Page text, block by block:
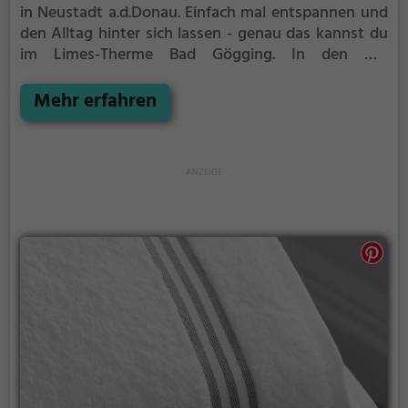
in Neustadt a.d.Donau. Einfach mal entspannen und
den Alltag hinter sich lassen - genau das kannst du
im Limes-Therme Bad Gögging. In den mit
du dich bei angenehmer Beleuchtung erholen und
deine Akkus wieder aufladen. Besonders gut: das
Mehr erfahren